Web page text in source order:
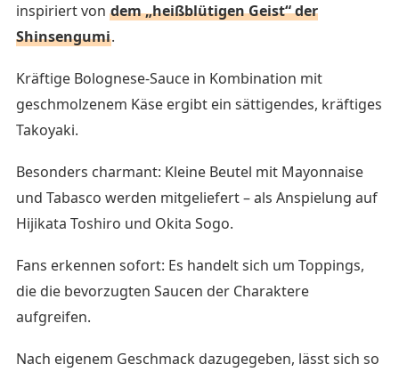
inspiriert von dem „heißblütigen Geist“ der
Shinsengumi.
Kräftige Bolognese-Sauce in Kombination mit
geschmolzenem Käse ergibt ein sättigendes, kräftiges
Takoyaki.
Besonders charmant: Kleine Beutel mit Mayonnaise
und Tabasco werden mitgeliefert – als Anspielung auf
Hijikata Toshiro und Okita Sogo.
Fans erkennen sofort: Es handelt sich um Toppings,
die die bevorzugten Saucen der Charaktere
aufgreifen.
Nach eigenem Geschmack dazugegeben, lässt sich so